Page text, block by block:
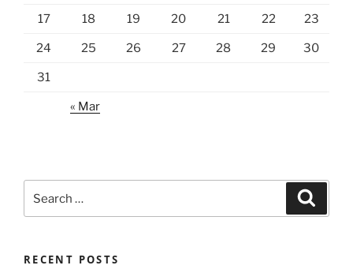
17 18 19 20 21 22 23
24 25 26 27 28 29 30
31
« Mar
for:
RECENT POSTS